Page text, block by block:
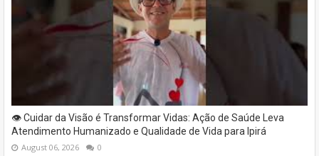
👁️ Cuidar da Visão é Transformar Vidas: Ação de Saúde Leva
Atendimento Humanizado e Qualidade de Vida para Ipirá
August 06, 2026 0